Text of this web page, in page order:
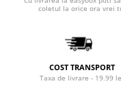
coletul la orice ora vrei
COST TRANSPORT
Taxa de livrare - 19.99